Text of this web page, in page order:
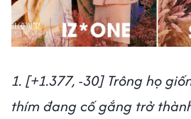
1. [+1.377, -30] Trông họ
thím đang cố gắng trở